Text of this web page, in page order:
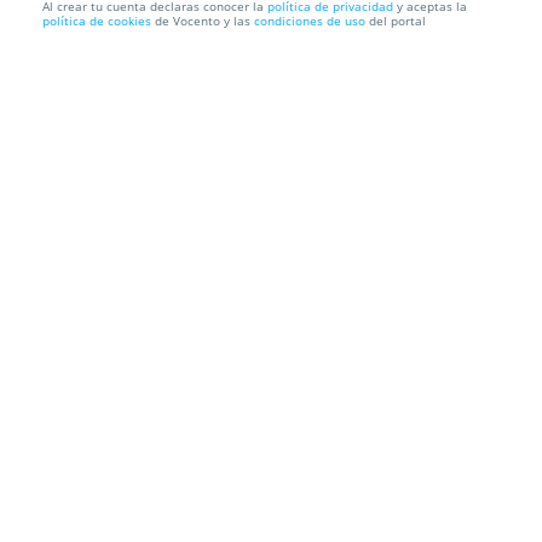
Descubre la Criolipólisis: La Liposucción Sin Cirugía
Al crear tu cuenta declaras conocer la política de privacidad y aceptas la
política de cookies de Vocento y las condiciones de uso del portal